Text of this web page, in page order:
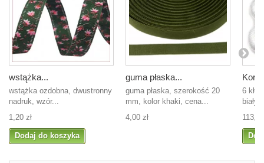
wstążka...
wstążka ozdobna, dwustronny
nadruk, wzór...
1,20 zł
Dodaj do koszyka
guma płaska...
guma płaska, szerokość 20
mm, kolor khaki, cena...
4,00 zł
6
biały